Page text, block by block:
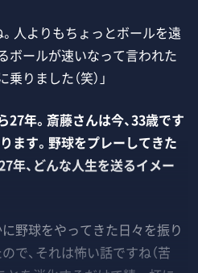
人よりもちょっとボールを遠
ボールが速いなって言われた
りました（笑）」
年。斎藤さんは今、33歳です
ます。野球をプレーしてきた
年、どんな人生を送るイメー
に野球をやってきた日々を振り
で、それは怖い話ですね（苦